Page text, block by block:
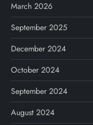
March 2026
September 2025
December 2024
October 2024
September 2024
August 2024